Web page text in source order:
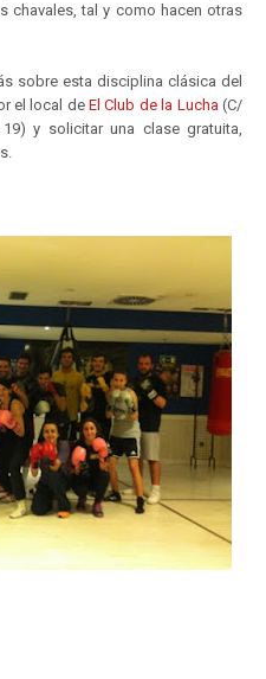
chavales, tal y como hacen otras
sobre esta disciplina clásica del
el local deEl Club de la Lucha (C/
y solicitar una clase gratuita,